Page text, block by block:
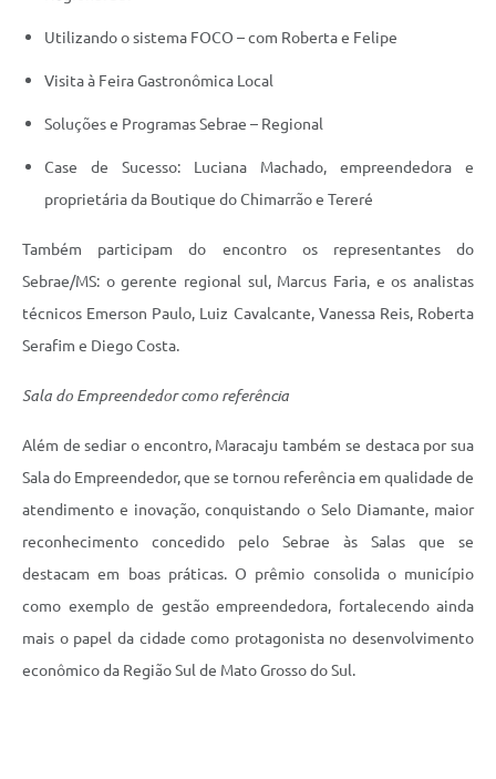
Utilizando o sistema FOCO – com Roberta e Felipe
Visita à Feira Gastronômica Local
Soluções e Programas Sebrae – Regional
Case de Sucesso: Luciana Machado, empreendedora e
proprietária da Boutique do Chimarrão e Tereré
Também participam do encontro os representantes do
Sebrae/MS: o gerente regional sul, Marcus Faria, e os analistas
técnicos Emerson Paulo, Luiz Cavalcante, Vanessa Reis, Roberta
Serafim e Diego Costa.
Sala do Empreendedor como referência
Além de sediar o encontro, Maracaju também se destaca por sua
Sala do Empreendedor, que se tornou referência em qualidade de
atendimento e inovação, conquistando o Selo Diamante, maior
reconhecimento concedido pelo Sebrae às Salas que se
destacam em boas práticas. O prêmio consolida o município
como exemplo de gestão empreendedora, fortalecendo ainda
mais o papel da cidade como protagonista no desenvolvimento
econômico da Região Sul de Mato Grosso do Sul.